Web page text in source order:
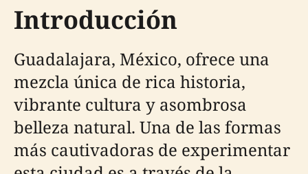
Introducción
Guadalajara, México, ofrece una
mezcla única de rica historia,
vibrante cultura y asombrosa
belleza natural. Una de las formas
más cautivadoras de experimentar